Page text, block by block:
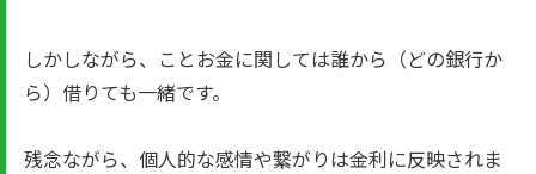
しかしながら、ことお金に関しては誰から（どの銀行か
ら）借りても一緒です。
残念ながら、個人的な感情や繋がりは金利に反映されま